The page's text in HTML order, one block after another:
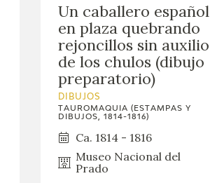
Un caballero español
en plaza quebrando
rejoncillos sin auxilio
de los chulos (dibujo
preparatorio)
DIBUJOS
TAUROMAQUIA (ESTAMPAS Y
DIBUJOS, 1814-1816)
Ca. 1814 - 1816
Museo Nacional del
Prado